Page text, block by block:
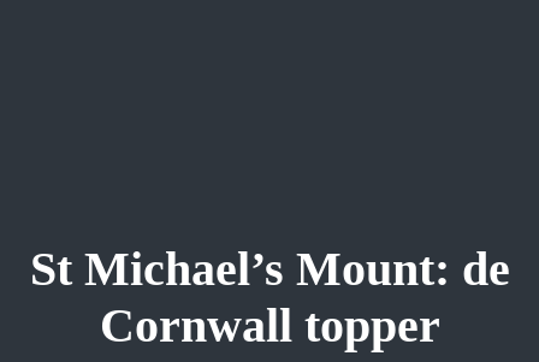
St Michael’s Mount: de
Cornwall topper